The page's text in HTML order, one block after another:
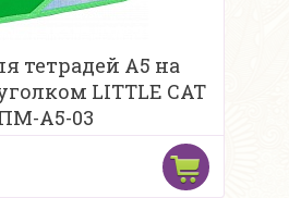
тетрадей А5 на
LITTLE СAT
А5-03